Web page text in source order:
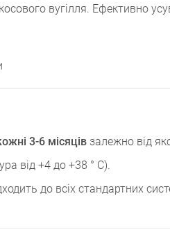
вугілля. Ефективно
3-6 місяців залежно від
від +4 до +38 ° С).
до всіх стандартних